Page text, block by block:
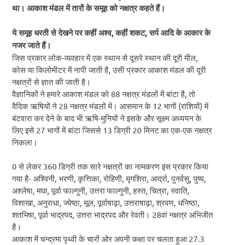
था। आकाश मंडल में तारों के समूह को नक्षत्र कहते हैं।
ये समूह धरती से देखने पर कहीं अश्व, कहीं शकट, सर्प आदि के आकार के
नजर जाते हैं।
जिस प्रकार लोक-व्यवहार में एक स्थान से दूसरे स्थान की दूरी मील,
कोस या किलोमीटर में नापी जाती है, उसी प्रकार आकाश मंडल की दूरी
नक्षत्रों से ज्ञात की जाती है।
वैज्ञानिकों ने हमारे आकाश मंडल को 88 नक्षत्र मंडलों में बांटा है, तो
वैदिक ऋषियों ने 28 नक्षत्र मंडलों में। आसमान के 12 भागों (राशियों) में
बंटवारा कर देने के बाद भी ऋषि-मुनियों ने इसके और सूक्ष्‍म अध्‍ययन के
लिए इसे 27 भागों में बांटा जिससे 13 डिग्री 20 मिनट का एक-एक नक्षत्र
निकला।
0 से लेकर 360 डिग्री तक सारे नक्षत्रों का नामकरण इस प्रकार किया
गया है- अश्विनी, भरणी, कृत्तिका, रोहिणी, मृगशिरा, आर्द्रा, पुनर्वसु, पुष्य,
अश्लेषा, मघा, पूर्वा फाल्गुनी, उत्तरा फाल्गुनी, हस्त, चित्रा, स्वाति,
विशाखा, अनुराधा, ज्येष्ठा, मूल, पूर्वाषाढ़ा, उत्तराषाढ़ा, श्रवण, धनिष्ठा,
शतभिषा, पूर्वा भाद्रपद, उत्तरा भाद्रपद और रेवती। 28वां नक्षत्र अभिजीत
है।
आकाश में चन्द्रमा पृथ्वी के चारों ओर अपनी कक्षा पर चलता हुआ 27.3